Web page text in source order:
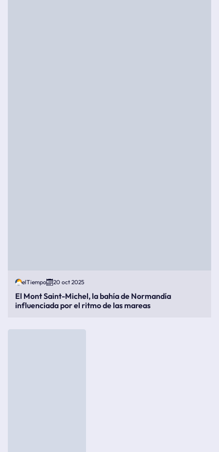
elTiempo 20 oct 2025
El Mont Saint-Michel, la bahía de Normandía
influenciada por el ritmo de las mareas